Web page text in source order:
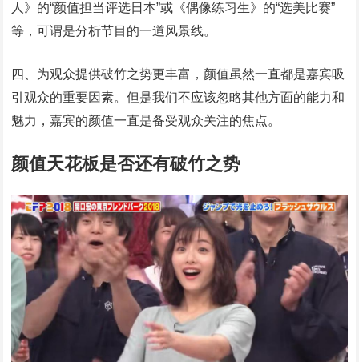
人》的“颜值担当评选日本”或《偶像练习生》的“选美比赛”
等，可谓是分析节目的一道风景线。
四、为观众提供破竹之势更丰富，颜值虽然一直都是嘉宾吸
引观众的重要因素。但是我们不应该忽略其他方面的能力和
魅力，嘉宾的颜值一直是备受观众关注的焦点。
颜值天花板是否还有破竹之势